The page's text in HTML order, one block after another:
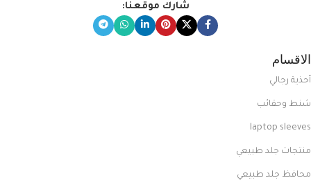
شارك موقعنا:
الاقسام
أحذية رجالي
شنط وحقائب
laptop sleeves
منتجات جلد طبيعي
محافظ جلد طبيعي